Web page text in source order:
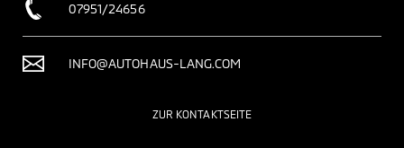
07951/24656
INFO@AUTOHAUS-LANG.COM
ZUR KONTAKTSEITE